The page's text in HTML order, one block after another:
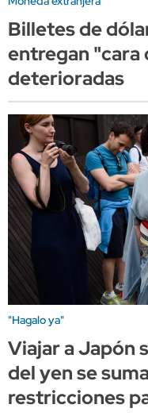
Billetes de
entregan "cara
deterioradas
"Hagalo ya"
Viajar a Japón
del yen se
restricciones